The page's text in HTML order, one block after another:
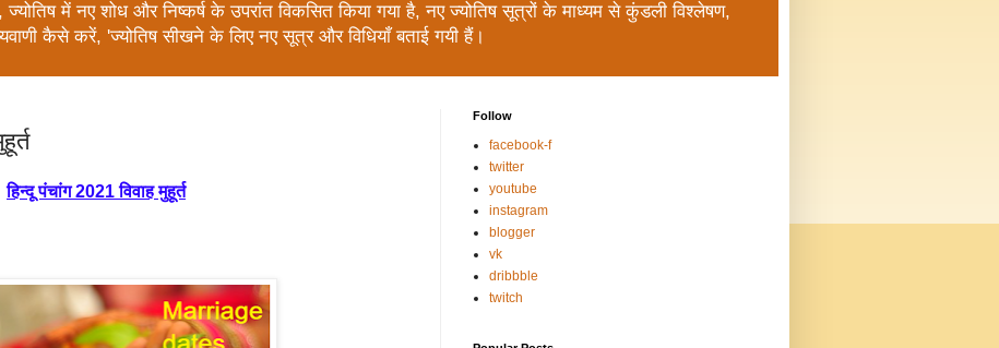
ज्योतिष में नए शोध और निष्कर्ष के उपरांत विकसित किया गया है, नए ज्योतिष सूत्रों के माध्यम से कुंडली विश्लेषण,
कैसे करें, 'ज्योतिष सीखने के लिए नए सूत्र और विधियाँ बताई गयी हैं।
हिन्दू पंचांग 2021 विवाह मुहूर्त
Follow
facebook-f
twitter
youtube
instagram
blogger
vk
dribbble
twitch